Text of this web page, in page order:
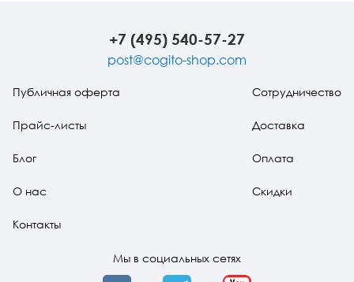
+7 (495) 540-57-27
post@cogito-shop.com
Публичная оферта
Прайс-листы
Блог
О нас
Контакты
Сотрудничество
Доставка
Оплата
Скидки
Мы в социальных сетях